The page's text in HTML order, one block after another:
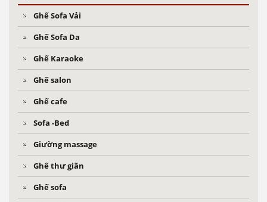
Ghế Sofa Vải
Ghế Sofa Da
Ghế Karaoke
Ghế salon
Ghế cafe
Sofa -Bed
Giường massage
Ghế thư giãn
Ghế sofa